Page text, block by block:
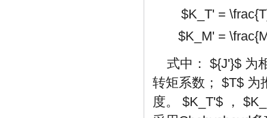
$K_T' =
$K_M' =
式中： ${J'}$ 为
转矩系数； $T$ 为
度。
$K_T'$ ，